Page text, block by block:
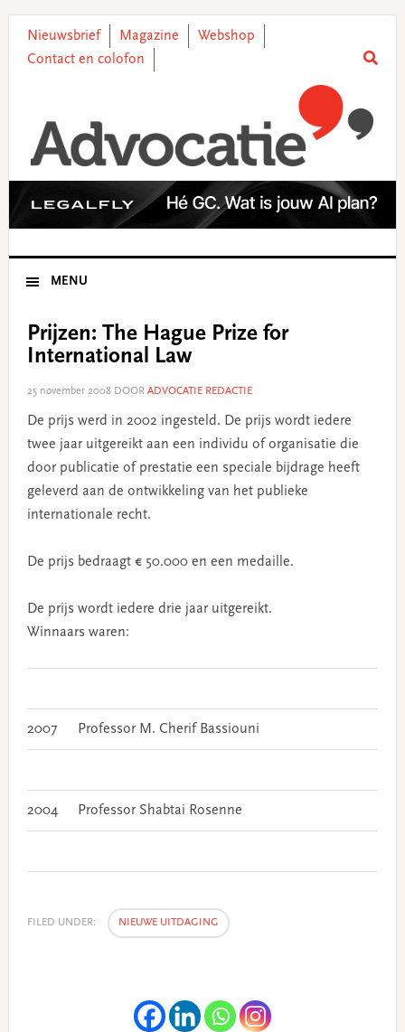
primary
main
primary
footer
Nieuwsbrief Magazine
Webshop
Contact en colofon
MENU
Prijzen: The Hague Prize for
International Law
25 november 2008DOOR ADVOCATIE REDACTIE
De prijs werd in 2002 ingesteld. De prijs wordt iedere
twee jaar uitgereikt aan een individu of organisatie die
door publicatie of prestatie een speciale bijdrage heeft
geleverd aan de ontwikkeling van het publieke
internationale recht.
De prijs bedraagt € 50.000 en een medaille.
De prijs wordt iedere drie jaar uitgereikt.
Winnaars waren:
2007 Professor M. Cherif Bassiouni
2004 Professor Shabtai Rosenne
FILED UNDER: NIEUWE UITDAGING